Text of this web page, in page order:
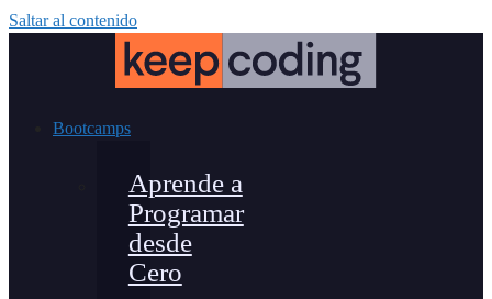
Saltar al contenido
Bootcamps
Aprende a
Programar
desde
Cero